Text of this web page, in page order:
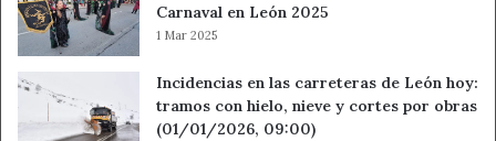
Carnaval en León 2025
1 Mar 2025
Incidencias en las carreteras de León hoy:
tramos con hielo, nieve y cortes por obras
(01/01/2026, 09:00)